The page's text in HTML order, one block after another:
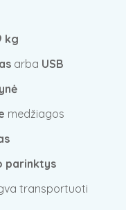
kg
arba USB
medžiagos
parinktys
transportuoti